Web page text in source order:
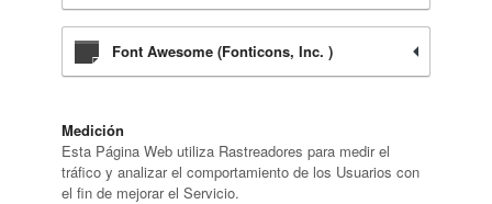
Font Awesome (Fonticons, Inc. )
Medición
Esta Página Web utiliza Rastreadores para medir el
tráfico y analizar el comportamiento de los Usuarios con
el fin de mejorar el Servicio.